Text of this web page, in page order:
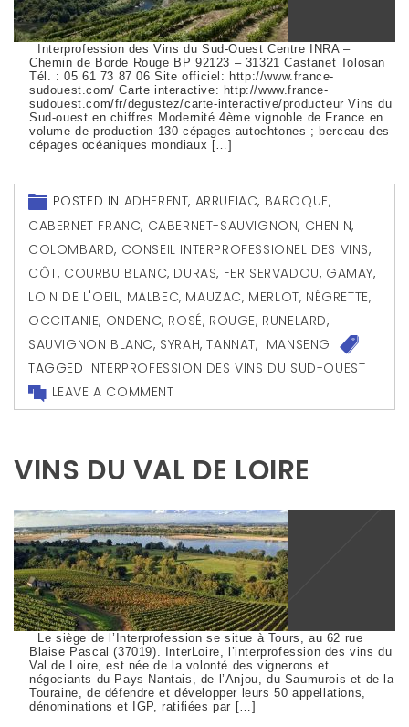
Interprofession des Vins du Sud-Ouest Centre INRA –
Chemin de Borde Rouge BP 92123 – 31321 Castanet Tolosan
Tél. : 05 61 73 87 06 Site officiel: http://www.france-
sudouest.com/ Carte interactive: http://www.france-
sudouest.com/fr/degustez/carte-interactive/producteur Vins du
Sud-ouest en chiffres Modernité 4ème vignoble de France en
volume de production 130 cépages autochtones ; berceau des
cépages océaniques mondiaux […]
POSTED IN ADHERENT, ARRUFIAC, BAROQUE,
CABERNET FRANC, CABERNET-SAUVIGNON, CHENIN,
COLOMBARD, CONSEIL INTERPROFESSIONEL DES VINS,
CÔT, COURBU BLANC, DURAS, FER SERVADOU, GAMAY,
LOIN DE L'OEIL, MALBEC, MAUZAC, MERLOT, NÉGRETTE,
OCCITANIE, ONDENC, ROSÉ, ROUGE, RUNELARD,
SAUVIGNON BLANC, SYRAH,TANNAT, MANSENG
TAGGED INTERPROFESSION DES VINS DU SUD-OUEST
LEAVE A COMMENT
VINS DU VAL DE LOIRE
Le siège de l’Interprofession se situe à Tours, au 62 rue
Blaise Pascal (37019). InterLoire, l’interprofession des vins du
Val de Loire, est née de la volonté des vignerons et
négociants du Pays Nantais, de l’Anjou, du Saumurois et de la
Touraine, de défendre et développer leurs 50 appellations,
dénominations et IGP, ratifiées par […]